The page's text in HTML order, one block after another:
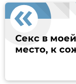
Секс в
место, к